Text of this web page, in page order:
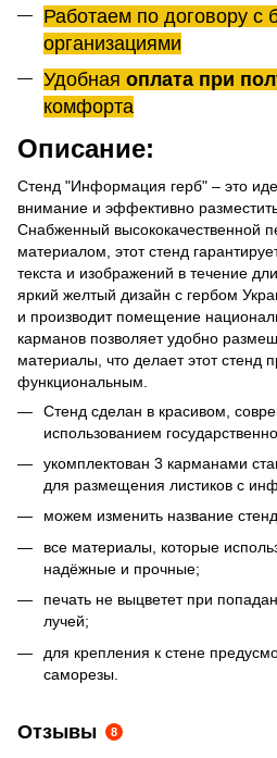
Работаем по договору с
организациями
Удобная оплата при
комфорта
Описание:
Стенд "Информация герб" – это
внимание и эффективно
Снабженный высококачественной
материалом, этот стенд
текста и изображений в течение
яркий желтый дизайн с гербом
и производит помещение
карманов позволяет удобно
материалы, что делает этот стенд
функциональным.
Стенд сделан в красивом,
использованием
укомплектован 3 карманами
для размещения листиков с
можем изменить название
все материалы, которые
надёжные и прочные;
печать не выцветет при
лучей;
для крепления к стене
саморезы.
Отзывы 8